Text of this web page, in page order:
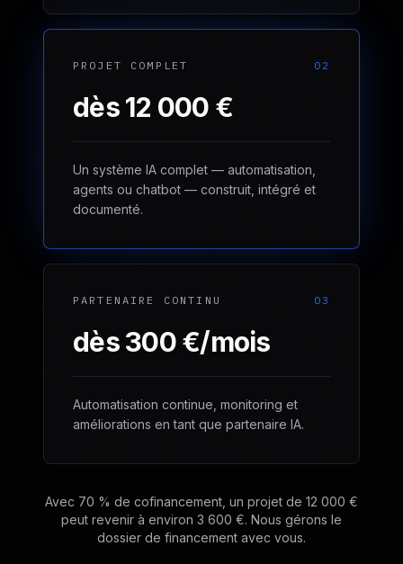
PROJET COMPLET 02
dès 12 000 €
Un système IA complet — automatisation,
agents ou chatbot — construit, intégré et
documenté.
PARTENAIRE CONTINU 03
dès 300 €/mois
Automatisation continue, monitoring et
améliorations en tant que partenaire IA.
Avec 70 % de cofinancement, un projet de 12 000 €
peut revenir à environ 3 600 €. Nous gérons le
dossier de financement avec vous.